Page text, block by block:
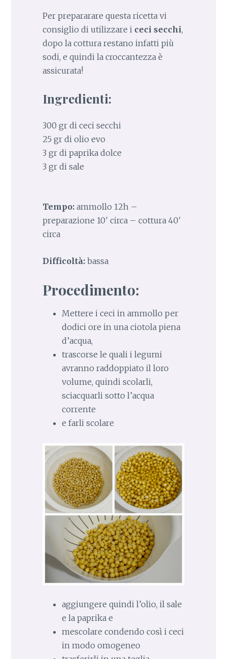
Per prepararare questa ricetta vi
consiglio di utilizzare i ceci secchi,
dopo la cottura restano infatti più
sodi, e quindi la croccantezza è
assicurata!
Ingredienti:
300 gr di ceci secchi
25 gr di olio evo
3 gr di paprika dolce
3 gr di sale
Tempo:ammollo 12h –
preparazione 10′ circa – cottura 40′
circa
Difficoltà:bassa
Procedimento:
Mettere i ceci in ammollo per
dodici ore in una ciotola piena
d’acqua,
trascorse le quali i legumi
avranno raddoppiato il loro
volume, quindi scolarli,
sciacquarli sotto l’acqua
corrente
e farli scolare
aggiungere quindi l’olio, il sale
e la paprika e
mescolare condendo così i ceci
in modo omogeneo